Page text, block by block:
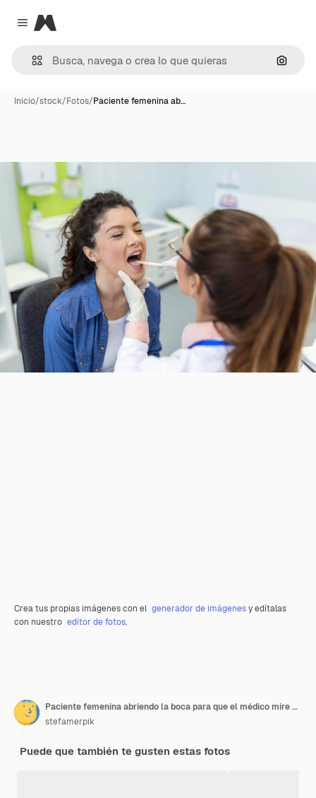
Close menu
Magnific
Inicio/stock/Fotos/Paciente femenina ab…
Crea tus propias imágenes con el generador de imágenesy edítalas
con nuestro editor de fotos.
Paciente femenina abriendo la boca para que el médico mire en su garganta El otorrinolaringólogo examina el dolor de garganta del paciente
stefamerpik
Puede que también te gusten estas fotos